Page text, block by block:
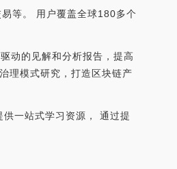
等。 用户覆盖全球180多个
动的见解和分析报告，提高
理模式研究，打造区块链产
一站式学习资源， 通过提